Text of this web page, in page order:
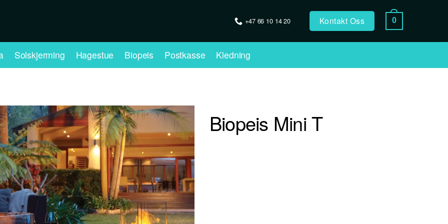
+47 66 10 14 20 Kontakt Oss 0
Solskjerming Hagestue Biopeis Postkasse Kledning
Biopeis Mini T